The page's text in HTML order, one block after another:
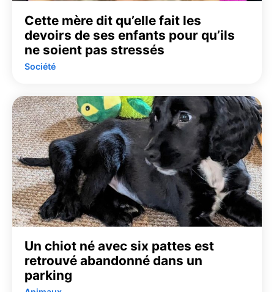
Cette mère dit qu’elle fait les
devoirs de ses enfants pour qu’ils
ne soient pas stressés
Société
Un chiot né avec six pattes est
retrouvé abandonné dans un
parking